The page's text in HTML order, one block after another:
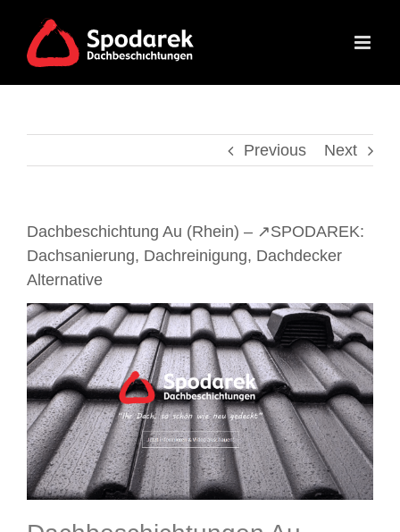
content
Previous Next
Dachbeschichtung Au (Rhein) – ↗️SPODAREK:
Dachsanierung, Dachreinigung, Dachdecker
Alternative